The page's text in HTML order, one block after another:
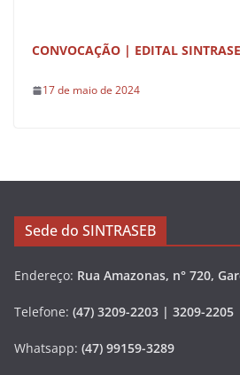
CONVOCAÇÃO | EDITAL
17 de maio de 2024
Sede do SINTRASEB
Endereço: Rua Amazonas, n° 720,
Telefone: (47) 3209-2203 | 3209-2205
Whatsapp: (47) 99159-3289